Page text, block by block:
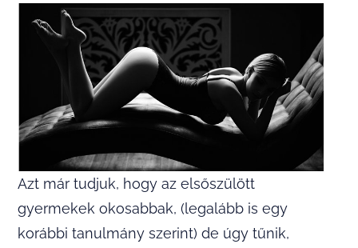
Azt már tudjuk, hogy az elsőszülött
gyermekek okosabbak, (legalább is egy
korábbi tanulmány szerint) de úgy tűnik,